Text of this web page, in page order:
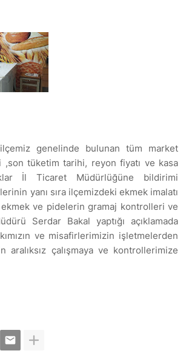
genelinde bulunan tüm market
tüketim tarihi, reyon fiyatı ve kasa
İl Ticaret Müdürlüğüne bildirimi
yanı sıra ilçemizdeki ekmek imalatı
ekmek ve pidelerin gramaj kontrolleri ve
Serdar Bakal yaptığı açıklamada
ve misafirlerimizin işletmelerden
çalışmaya ve kontrollerimize